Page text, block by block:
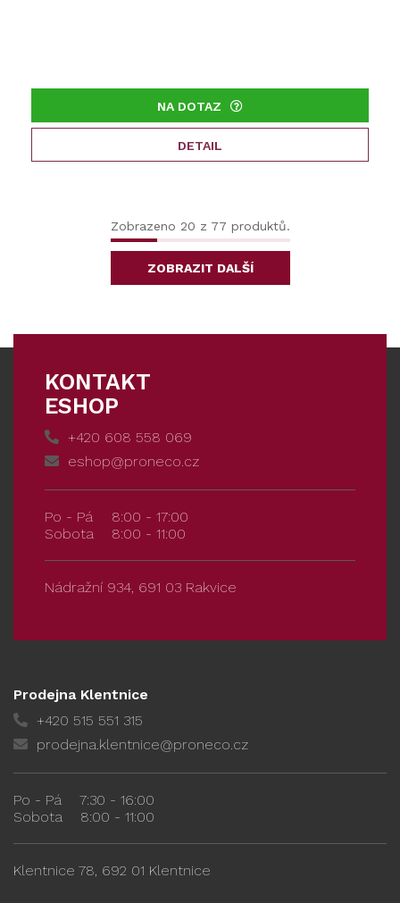
NA DOTAZ
DETAIL
Zobrazeno 20 z 77 produktů.
ZOBRAZIT DALŠÍ
KONTAKT
ESHOP
+420 608 558 069
eshop@proneco.cz
Po - Pá
8:00 - 17:00
Sobota
8:00 - 11:00
Nádražní 934, 691 03 Rakvice
Prodejna Klentnice
+420 515 551 315
prodejna.klentnice@proneco.cz
Po - Pá
7:30 - 16:00
Sobota
8:00 - 11:00
Klentnice 78, 692 01 Klentnice